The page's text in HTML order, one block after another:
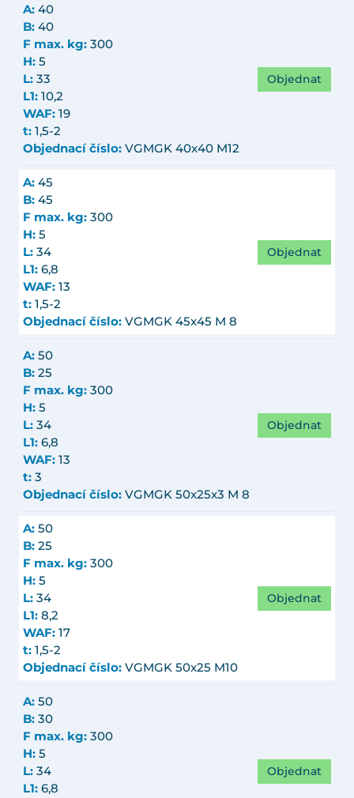
A: 40
B: 40
F max. kg: 300
H: 5
L: 33
L1: 10,2
WAF: 19
t: 1,5-2
Objednací číslo: VGMGK 40x40 M12
Objednat
A: 45
B: 45
F max. kg: 300
H: 5
L: 34
L1: 6,8
WAF: 13
t: 1,5-2
Objednací číslo: VGMGK 45x45 M 8
Objednat
A: 50
B: 25
F max. kg: 300
H: 5
L: 34
L1: 6,8
WAF: 13
t: 3
Objednací číslo: VGMGK 50x25x3 M 8
Objednat
A: 50
B: 25
F max. kg: 300
H: 5
L: 34
L1: 8,2
WAF: 17
t: 1,5-2
Objednací číslo: VGMGK 50x25 M10
Objednat
A: 50
B: 30
F max. kg: 300
H: 5
L: 34
L1: 6,8
Objednat